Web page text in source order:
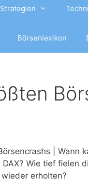
Börsenlexikon
| Wann
Wie tief fielen
erholten?